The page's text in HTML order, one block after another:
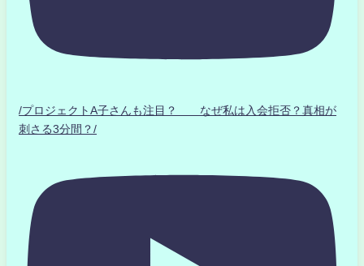
/プロジェクトA子さんも注目？ なぜ私は入会拒否？真相が
刺さる3分間？/